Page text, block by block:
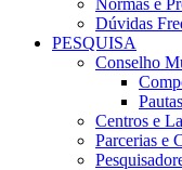
Normas e
Dúvidas
PESQUISA
Conselho
Centros e
Parcerias e